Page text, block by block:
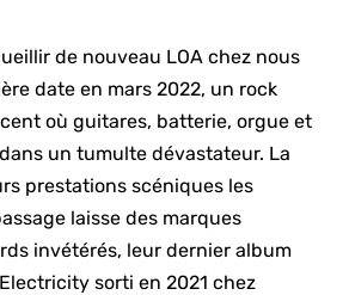
de nouveau LOA chez nous
date en mars 2022, un rock
où guitares, batterie, orgue et
un tumulte dévastateur. La
prestations scéniques les
laisse des marques
invétérés, leur dernier album
sorti en 2021 chez